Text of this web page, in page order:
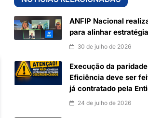
ANFIP Nacional
para alinhar
30 de julho de 2026
Execução da
Eficiência deve ser
já contratado pela
24 de julho de 2026